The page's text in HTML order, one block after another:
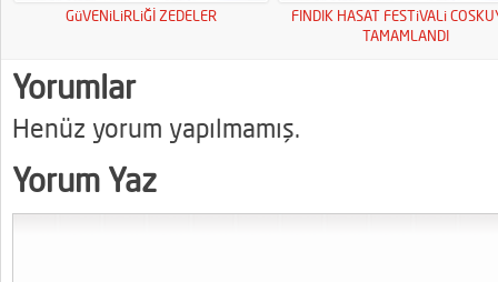
GüVENiLiRLiĞİ ZEDELER
FINDIK HASAT FESTiVALi
TAMAMLANDI
Yorumlar
Henüz yorum yapılmamış.
Yorum Yaz